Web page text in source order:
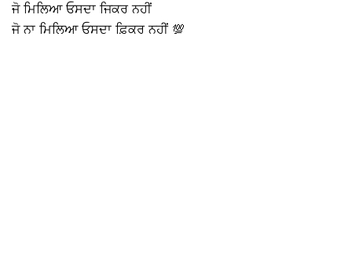
ਜੋ ਮਿਲਿਆ ਓਸਦਾ ਜਿਕਰ ਨਹੀਂ
ਜੋ ਨਾ ਮਿਲਿਆ ਓਸਦਾ ਫ਼ਿਕਰ ਨਹੀਂ 💯